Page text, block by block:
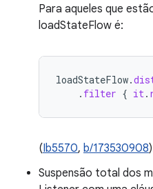
Para aqueles que
loadStateFlow é:
loadStateFlow.
. filter { it.
(Ib5570, b/173530908
Suspensão total dos